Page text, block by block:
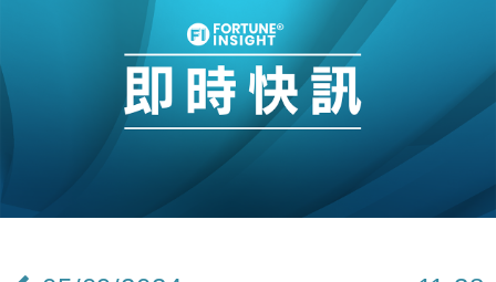
本地｜香港迪拜下月10日合辦氣候金融會議
財經｜大摩削老鋪黃金目標價至505元 惟維持「增
持」評級
13:49
本地｜華嫂冰室太子店涉提供失實資料 遭禁申請輸入
中國｜強颱風「白海豚」殘渦北上 上海取消逾900班